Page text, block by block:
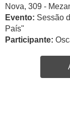
Nova, 309 -
Evento: Sessão
País"
Participante: